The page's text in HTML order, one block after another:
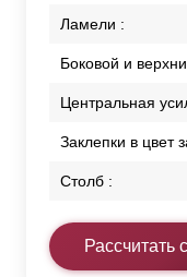
Ламели :
Боковой и
Центральная
Заклепки в цвет
Столб :
Рассчитать